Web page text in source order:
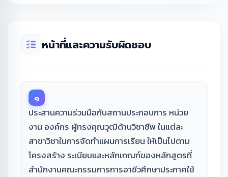
หน้าที่และความรับผิดชอบ
๑
ประสานความร่วมมือกับสถานประกอบการ หน่วย
งาน องค์กร ผู้ทรงคุณวุฒิด้านวิชาชีพ ในแต่ละ
สาขาวิชาในการจัดทำแผนการเรียน ให้เป็นไปตาม
โครงสร้าง ระเบียบและหลักเกณฑ์ของหลักสูตรที่
สำนักงานคณะกรรมการการอาชีวศึกษาประกาศใช้